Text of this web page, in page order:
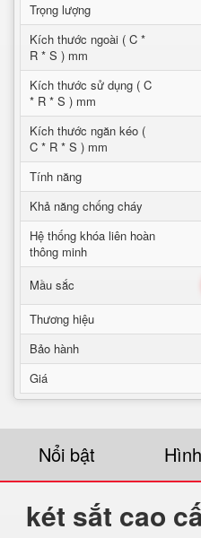
Trọng lượng
Kích thước ngoài ( C *
R * S ) mm
Kích thước sử dụng ( C
* R * S ) mm
Kích thước ngăn kéo (
C * R * S ) mm
Tính năng
Khả năng chống cháy
Hệ thống khóa liên hoàn
thông minh
Mầu sắc
Thương hiệu
Bảo hành
Giá
Nổi bật
két sắt cao